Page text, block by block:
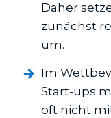
Daher
zunächst
um.
Im
Start-ups
oft nicht